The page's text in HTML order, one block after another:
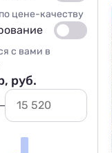
цене-качеству
с вами в
руб.